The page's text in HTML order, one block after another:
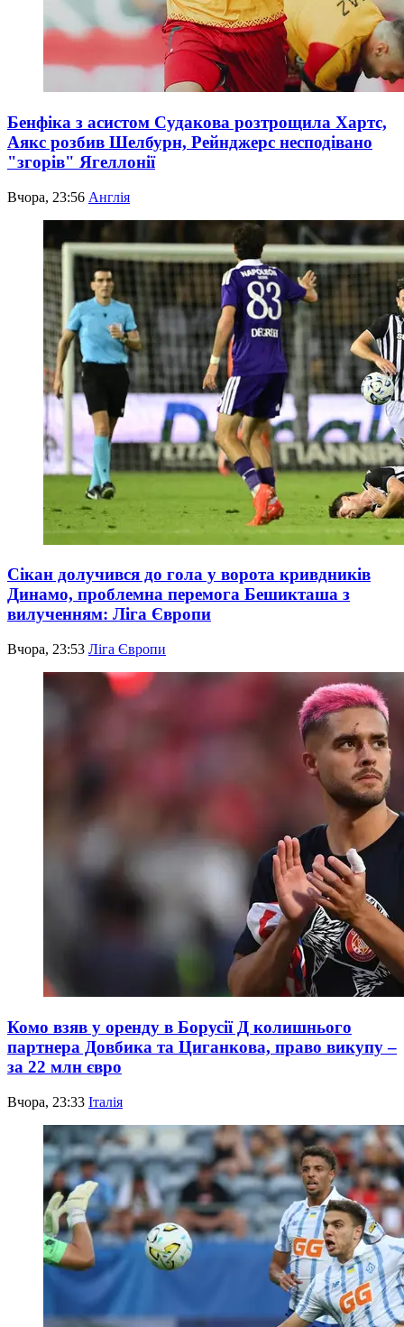
Бенфіка з асистом Судакова розтрощила Хартс,
Аякс розбив Шелбурн, Рейнджерс несподівано
"згорів" Ягеллонії
Вчора, 23:56 Англія
Сікан долучився до гола у ворота кривдників
Динамо, проблемна перемога Бешикташа з
вилученням: Ліга Європи
Вчора, 23:53 Ліга Європи
Комо взяв у оренду в Борусії Д колишнього
партнера Довбика та Циганкова, право викупу –
за 22 млн євро
Вчора, 23:33 Італія